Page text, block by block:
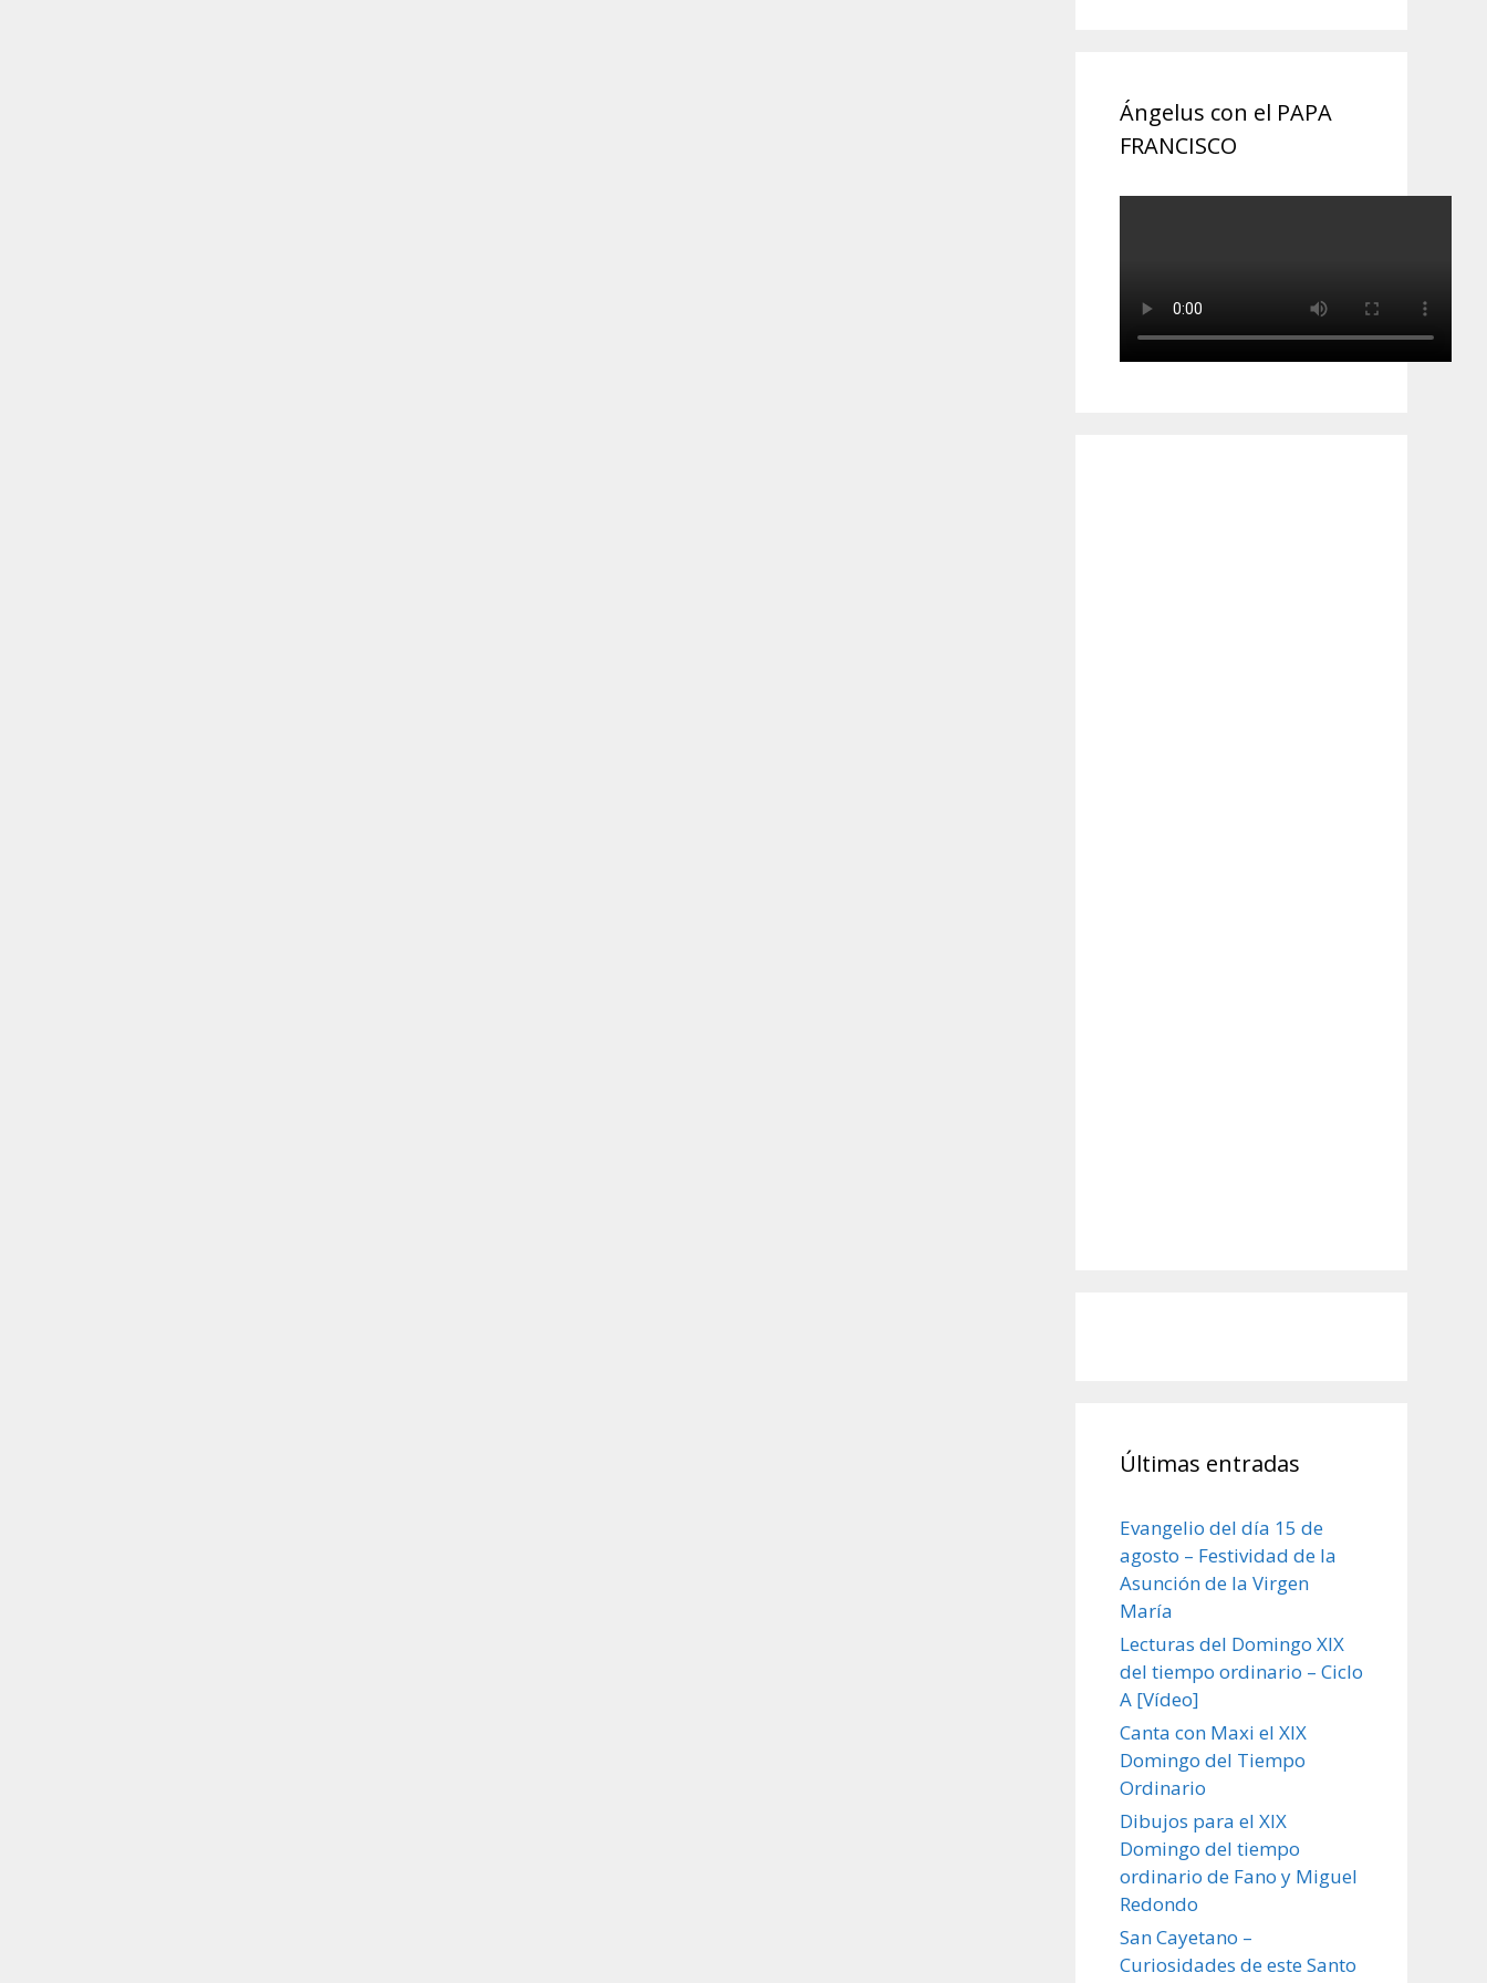
Ángelus con el PAPA
FRANCISCO
Últimas entradas
Evangelio del día 15 de
agosto – Festividad de la
Asunción de la Virgen
María
Lecturas del Domingo XIX
del tiempo ordinario – Ciclo
A [Vídeo]
Canta con Maxi el XIX
Domingo del Tiempo
Ordinario
Dibujos para el XIX
Domingo del tiempo
ordinario de Fano y Miguel
Redondo
San Cayetano –
Curiosidades de este Santo